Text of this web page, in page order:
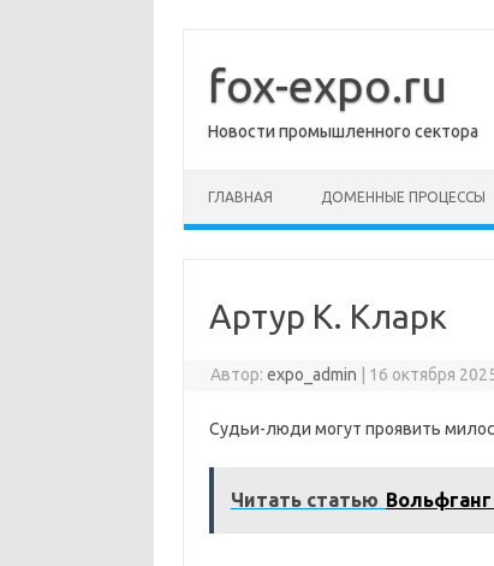
содержимому
fox-expo.ru
Новости промышленного сектора
ГЛАВНАЯ ДОМЕННЫЕ ПРОЦЕССЫ
Артур К. Кларк
Автор:expo_admin 16 октября
Судьи-люди могут проявить
Читать статью